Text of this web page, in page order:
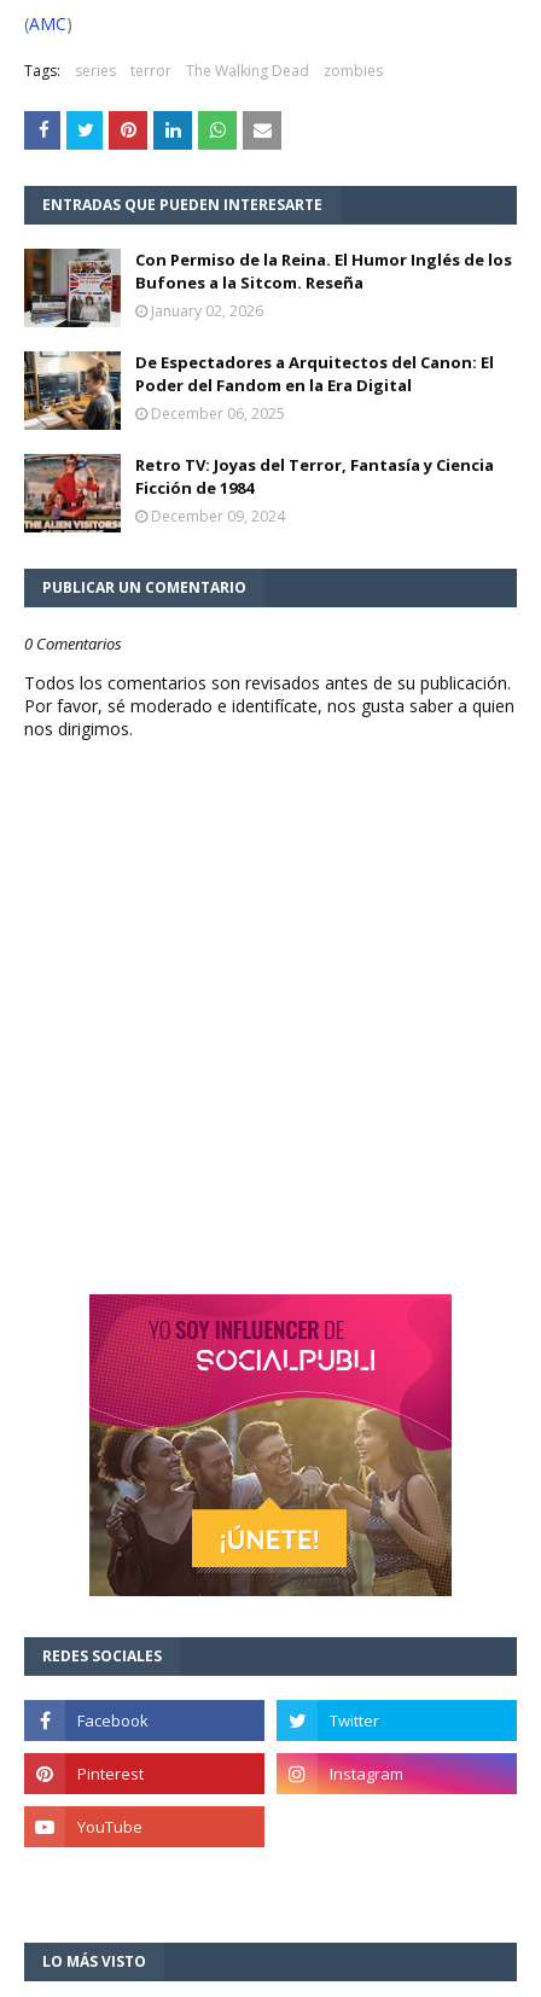
(AMC)
Tags: series terror The Walking Dead zombies
ENTRADAS QUE PUEDEN INTERESARTE
Con Permiso de la Reina. El Humor Inglés de los
Bufones a la Sitcom. Reseña
January 02, 2026
De Espectadores a Arquitectos del Canon: El
Poder del Fandom en la Era Digital
December 06, 2025
Retro TV: Joyas del Terror, Fantasía y Ciencia
Ficción de 1984
December 09, 2024
PUBLICAR UN COMENTARIO
0 Comentarios
Todos los comentarios son revisados antes de su publicación.
Por favor, sé moderado e identifícate, nos gusta saber a quien
nos dirigimos.
REDES SOCIALES
LO MÁS VISTO